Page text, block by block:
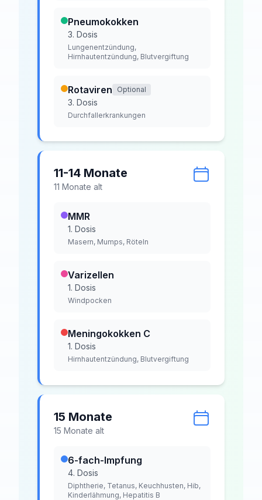
Pneumokokken
3. Dosis
Lungenentzündung,
Hirnhautentzündung, Blutvergiftung
Rotaviren Optional
3. Dosis
Durchfallerkrankungen
11-14 Monate
11 Monate alt
MMR
1. Dosis
Masern, Mumps, Röteln
Varizellen
1. Dosis
Windpocken
Meningokokken C
1. Dosis
Hirnhautentzündung, Blutvergiftung
15 Monate
15 Monate alt
6-fach-Impfung
4. Dosis
Diphtherie, Tetanus, Keuchhusten, Hib,
Kinderlähmung, Hepatitis B